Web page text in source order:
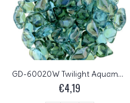
GD-60020W Twilight Aquamarine Matubo GemDuo 10 gram
€4,19